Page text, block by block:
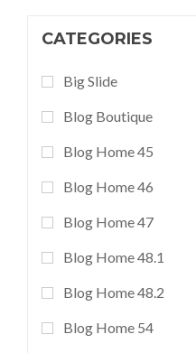
CATEGORIES
Big Slide
Blog Boutique
Blog Home 45
Blog Home 46
Blog Home 47
Blog Home 48.1
Blog Home 48.2
Blog Home 54